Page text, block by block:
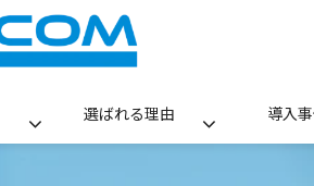
選ばれる理由 導入